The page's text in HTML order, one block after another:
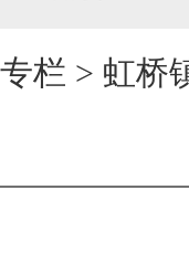
专栏 > 虹桥